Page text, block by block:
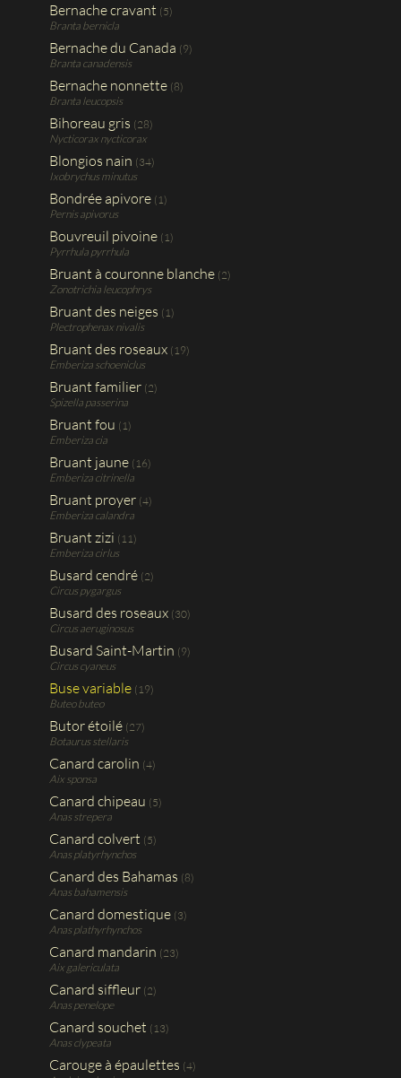
Bernache cravant (5)
Branta bernicla
Bernache du Canada (9)
Branta canadensis
Bernache nonnette (8)
Branta leucopsis
Bihoreau gris (28)
Nycticorax nycticorax
Blongios nain (34)
Ixobrychus minutus
Bondrée apivore (1)
Pernis apivorus
Bouvreuil pivoine (1)
Pyrrhula pyrrhula
Bruant à couronne blanche (2)
Zonotrichia leucophrys
Bruant des neiges (1)
Plectrophenax nivalis
Bruant des roseaux (19)
Emberiza schoeniclus
Bruant familier (2)
Spizella passerina
Bruant fou (1)
Emberiza cia
Bruant jaune (16)
Emberiza citrinella
Bruant proyer (4)
Emberiza calandra
Bruant zizi (11)
Emberiza cirlus
Busard cendré (2)
Circus pygargus
Busard des roseaux (30)
Circus aeruginosus
Busard Saint-Martin (9)
Circus cyaneus
Buse variable (19)
Buteo buteo
Butor étoilé (27)
Botaurus stellaris
Canard carolin (4)
Aix sponsa
Canard chipeau (5)
Anas strepera
Canard colvert (5)
Anas platyrhynchos
Canard des Bahamas (8)
Anas bahamensis
Canard domestique (3)
Anas plathyrhynchos
Canard mandarin (23)
Aix galericulata
Canard siffleur (2)
Anas penelope
Canard souchet (13)
Anas clypeata
Carouge à épaulettes (4)